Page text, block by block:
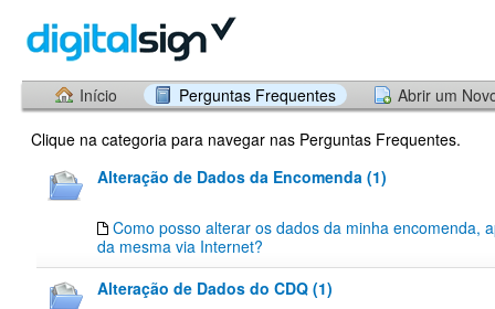
Início Perguntas Frequentes
Abrir um
Clique na categoria para navegar nas Perguntas Frequentes.
Alteração de Dados da Encomenda (1)
Como posso alterar os dados da minha encomenda,
da mesma via Internet?
Alteração de Dados do CDQ (1)